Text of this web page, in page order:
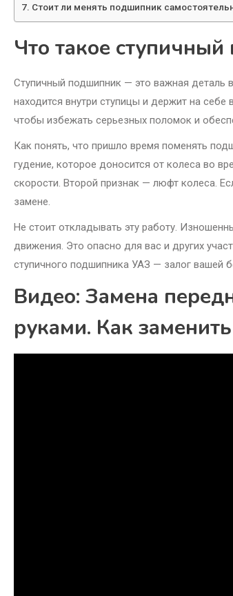
Стоит ли менять подшипник
Что такое
Ступичный подшипник — это важная деталь
находится внутри ступицы и держит на
чтобы избежать серьезных поломок и
Как понять, что пришло время поменять
гудение, которое доносится от колеса во
скорости. Второй признак — люфт колеса.
замене.
Не стоит откладывать эту работу.
движения. Это опасно для вас и других
ступичного подшипника УАЗ — залог вашей
Видео: Замена
руками. Как